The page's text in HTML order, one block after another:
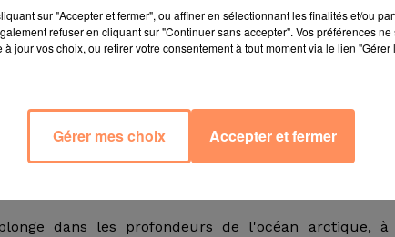
jusqu’à Cuzco, capitale royale assiégée par
famille" d'Hector Malot paru en 1878 et adapté
de 10 ans arraché à sa mère adoptive et confié
la vie de saltimbanque . . Découvrez le
donnant une dimension de conte ... Au casting:
dans les profondeurs de l'océan arctique, à
sur "Accepter et fermer", ou affiner en sélectionnant les finalités et/ou
refuser en cliquant sur "Continuer sans accepter". Vos préférences
à jour vos choix, ou retirer votre consentement à tout moment via le lien
Gérer mes choix Accepter et fermer